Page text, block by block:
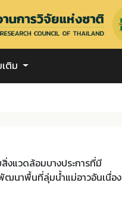
ติม
งแวดล้อมบางประการที่มี
ฒนาพื้นที่ลุ่มน้ำแม่อาวอันเนื่อง